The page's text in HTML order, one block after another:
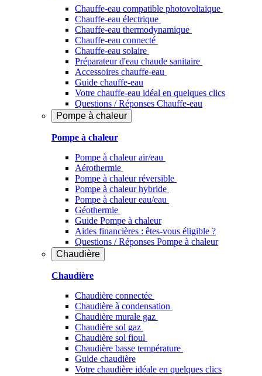
Chauffe-eau compatible photovoltaïque
Chauffe-eau électrique
Chauffe-eau thermodynamique
Chauffe-eau connecté
Chauffe-eau solaire
Préparateur d'eau chaude sanitaire
Accessoires chauffe-eau
Guide chauffe-eau
Votre chauffe-eau idéal en quelques clics
Questions / Réponses Chauffe-eau
Pompe à chaleur
Pompe à chaleur
Pompe à chaleur air/eau
Aérothermie
Pompe à chaleur réversible
Pompe à chaleur hybride
Pompe à chaleur​ eau/eau
Géothermie
Guide Pompe à chaleur
Aides financières : êtes-vous éligible ?
Questions / Réponses Pompe à chaleur
Chaudière
Chaudière
Chaudière connectée
Chaudière à condensation
Chaudière murale gaz
Chaudière sol gaz
Chaudière sol fioul
Chaudière basse température
Guide chaudière
Votre chaudière idéale en quelques clics